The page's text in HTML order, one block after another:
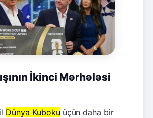
İkinci Mərhələsi
Dünya Kuboku üçün daha bir